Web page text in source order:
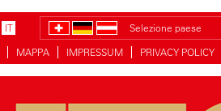
IT
Selezione paese
MAPPA IMPRESSUM PRIVACY POLICY